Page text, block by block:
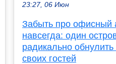
23:27, 06 Июн
Забыть про офисный
навсегда: один
радикально обнулить
своих гостей